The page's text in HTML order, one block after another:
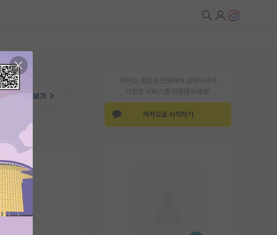
카카오 계정과 연동하여 김박사넷의
다양한 서비스를 이용해보세요!
카카오로 시작하기